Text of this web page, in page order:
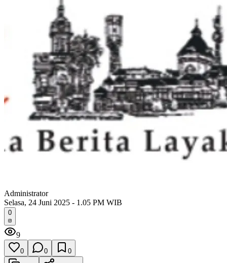
Administrator
Selasa, 24 Juni 2025 - 1.05 PM WIB
0
9
0 0 0